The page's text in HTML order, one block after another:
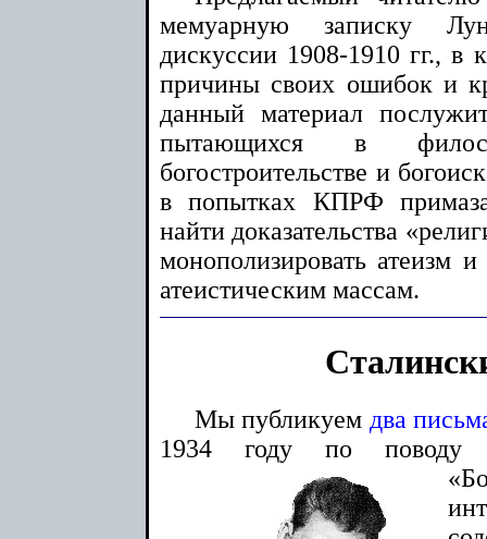
мемуарную записку
дискуссии 1908-1910 гг., в
причины своих ошибок и
данный материал
пытающихся в
богостроительстве и
в попытках КПРФ
найти доказательства
монополизировать атеизм
атеистическим массам.
Мы публикуем два
1934 году по поводу